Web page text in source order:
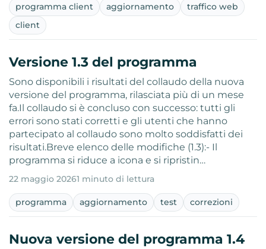
programma client aggiornamento
traffico web
client
Versione 1.3 del programma
Sono disponibili i risultati del collaudo della nuova
versione del programma, rilasciata più di un mese
fa.Il collaudo si è concluso con successo: tutti gli
errori sono stati corretti e gli utenti che hanno
partecipato al collaudo sono molto soddisfatti dei
risultati.Breve elenco delle modifiche (1.3):- Il
programma si riduce a icona e si ripristin…
22 maggio 20261 minuto di lettura
programma aggiornamento test correzioni
Nuova versione del programma 1.4